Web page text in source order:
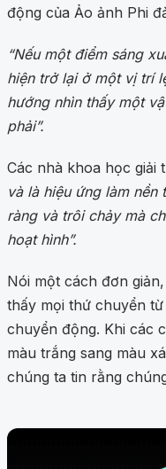
động của Ảo ảnh Phi
“Nếu một điểm sáng
hiện trở lại ở một vị trí
hướng nhìn thấy một
phải”.
Các nhà khoa học giải
và là hiệu ứng làm
ràng và trôi chảy mà
hoạt hình”.
Nói một cách đơn
thấy mọi thứ chuyển
chuyển động. Khi các
màu trắng sang màu
chúng ta tin rằng